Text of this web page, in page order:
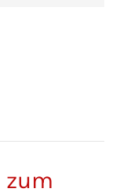
zum